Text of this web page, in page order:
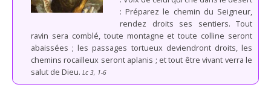
: Préparez le chemin du Seigneur,
rendez droits ses sentiers. Tout
ravin sera comblé, toute montagne et toute colline seront
abaissées ; les passages tortueux deviendront droits, les
chemins rocailleux seront aplanis ; et tout être vivant verra le
salut de Dieu. Lc 3, 1-6